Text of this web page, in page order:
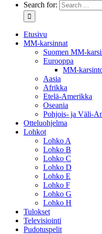
Search for:
Etusivu
MM-karsinnat
Suomen MM-
Eurooppa
MM-
Aasia
Afrikka
Etelä-Amerikka
Oseania
Pohjois- ja Väli-
Otteluohjelma
Lohkot
Lohko A
Lohko B
Lohko C
Lohko D
Lohko E
Lohko F
Lohko G
Lohko H
Tulokset
Televisiointi
Pudotuspelit